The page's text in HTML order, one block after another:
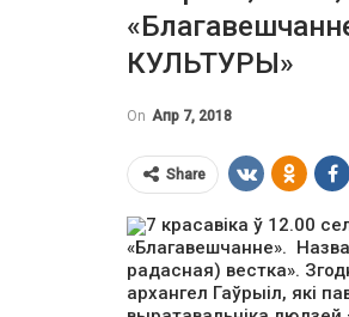
КУЛЬТУРЫ»
On Апр 7, 2018
Share
7 красавіка ў 12.00
«Благавешчанне».
радасная) вестка».
архангел Гаўрыіл, які